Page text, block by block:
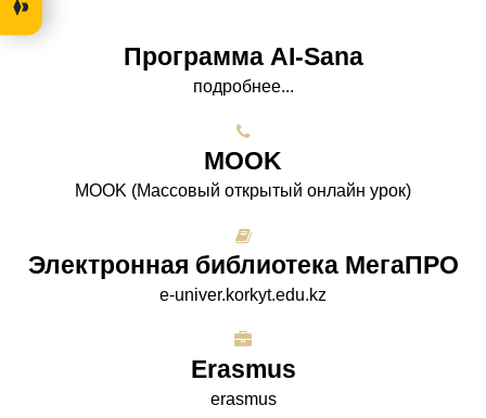
Программа AI-Sana
подробнее...
МООK
МООK (Массовый открытый онлайн урок)
Электронная библиотека МегаПРО
e-univer.korkyt.edu.kz
Erasmus
erasmus